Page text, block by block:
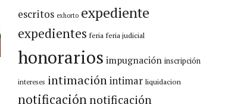
escritos exhorto expediente
expedientes feria feria judicial
honorarios impugnación inscripción
intereses intimaciónintimar liquidacion
notificaciónnotificación